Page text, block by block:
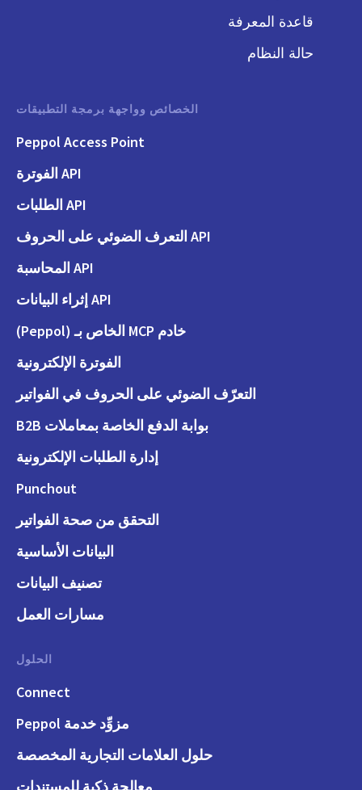
قاعدة المعرفة
حالة النظام
الخصائص وواجهة برمجة التطبيقات
Peppol Access Point
API الفوترة
API الطلبات
API التعرف الضوئي على الحروف
API المحاسبة
API إثراء البيانات
خادم MCP الخاص بـ (Peppol)
الفوترة الإلكترونية
التعرّف الضوئي على الحروف في الفواتير
بوابة الدفع الخاصة بمعاملات B2B
إدارة الطلبات الإلكترونية
Punchout
التحقق من صحة الفواتير
البيانات الأساسية
تصنيف البيانات
مسارات العمل
الحلول
Connect
مزوِّد خدمة Peppol
حلول العلامات التجارية المخصصة